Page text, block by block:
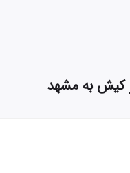
کیش به مشهد